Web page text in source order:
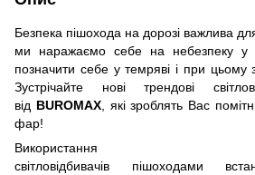
Безпека пішохода на дорозі важлива
ми наражаємо себе на небезпеку
позначити себе у темряві і при цьому
Зустрічайте нові трендові
від BUROMAX, які зроблять Вас
фар!
Використання
світловідбивачів пішоходами